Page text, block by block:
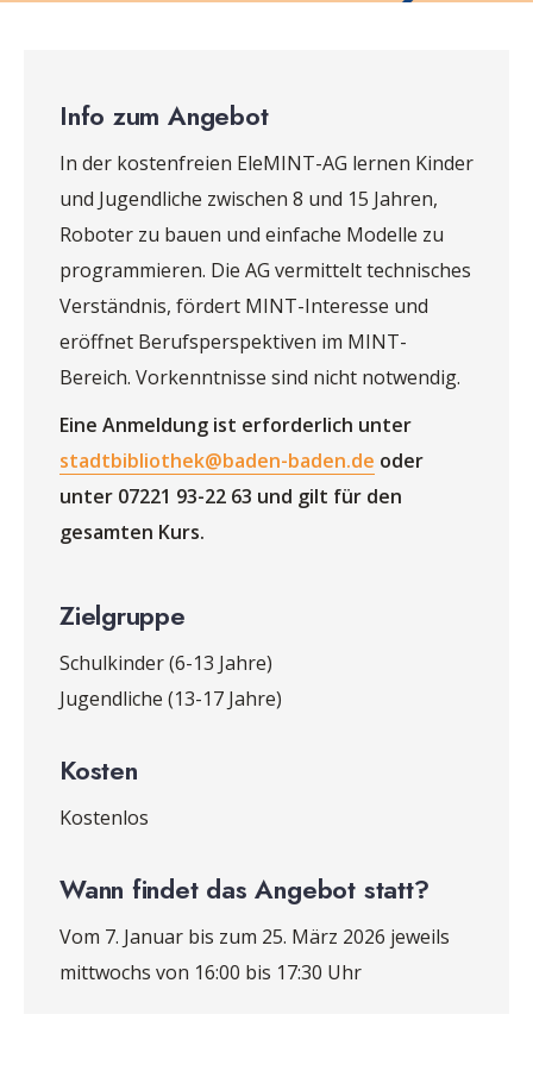
Info zum Angebot
In der kostenfreien EleMINT-AG lernen Kinder
und Jugendliche zwischen 8 und 15 Jahren,
Roboter zu bauen und einfache Modelle zu
programmieren. Die AG vermittelt technisches
Verständnis, fördert MINT-Interesse und
eröffnet Berufsperspektiven im MINT-
Bereich. Vorkenntnisse sind nicht notwendig.
Eine Anmeldung ist erforderlich unter
stadtbibliothek@baden-baden.de oder
unter 07221 93-22 63 und gilt für den
gesamten Kurs.
Zielgruppe
Schulkinder (6-13 Jahre)
Jugendliche (13-17 Jahre)
Kosten
Kostenlos
Wann findet das Angebot statt?
Vom 7. Januar bis zum 25. März 2026 jeweils
mittwochs von 16:00 bis 17:30 Uhr